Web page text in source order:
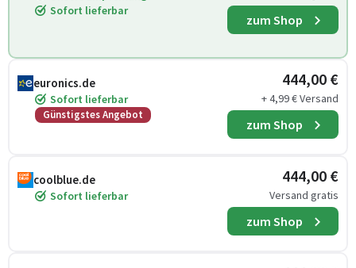
Sofort lieferbar
zum Shop
euronics.de
Sofort lieferbar
Günstigstes Angebot
444,00 €
+ 4,99 € Versand
zum Shop
coolblue.de
Sofort lieferbar
444,00 €
Versand gratis
zum Shop